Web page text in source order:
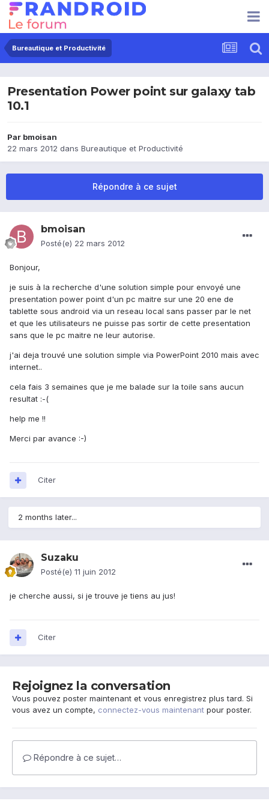
Bureautique et Productivité
Presentation Power point sur galaxy tab
10.1
Par bmoisan
22 mars 2012 dans Bureautique et Productivité
Répondre à ce sujet
bmoisan
Posté(e) 22 mars 2012
Bonjour,
je suis à la recherche d'une solution simple pour envoyé une
presentation power point d'un pc maitre sur une 20 ene de
tablette sous android via un reseau local sans passer par le net
et que les utilisateurs ne puisse pas sortir de cette presentation
sans que le pc maitre ne leur autorise.
j'ai deja trouvé une solution simple via PowerPoint 2010 mais avec
internet..
cela fais 3 semaines que je me balade sur la toile sans aucun
resultat :-(
help me !!
Merci par avance :-)
Citer
2 months later...
Suzaku
Posté(e) 11 juin 2012
je cherche aussi, si je trouve je tiens au jus!
Citer
Rejoignez la conversation
Vous pouvez poster maintenant et vous enregistrez plus tard. Si
vous avez un compte, connectez-vous maintenant pour poster.
Répondre à ce sujet…